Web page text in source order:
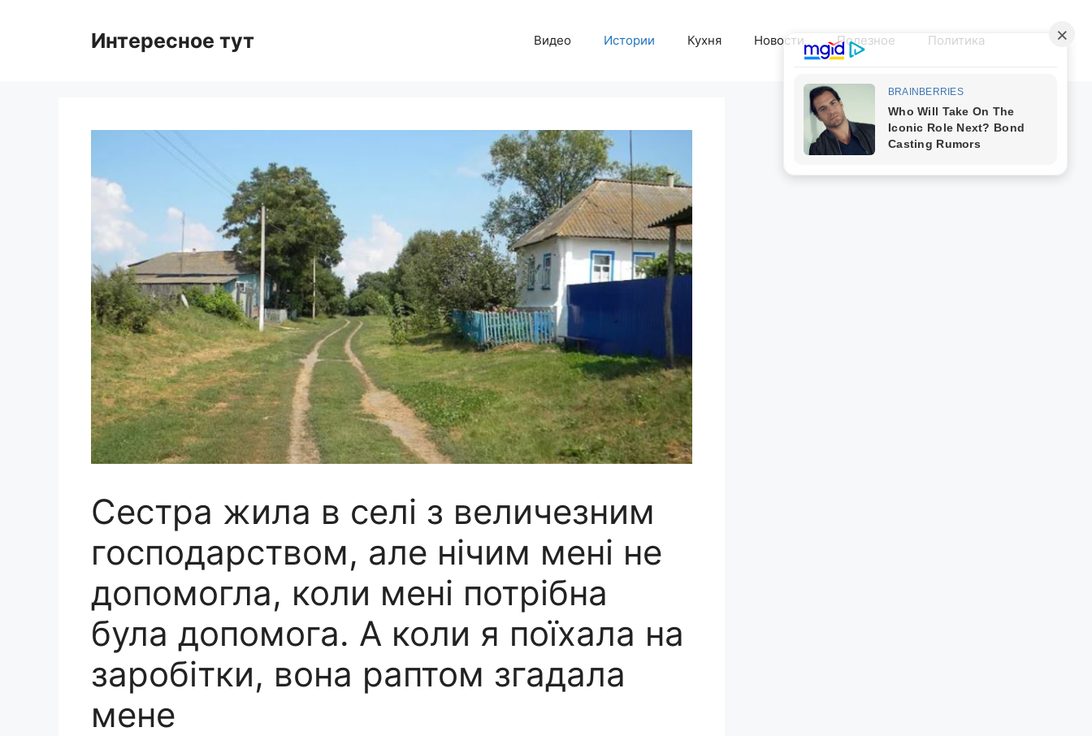
Интересное тут Видео Истории Кухня Новости Полезное Политика
Сестра жила в селі з величезним
господарством, але нічим мені не
допомогла, коли мені потрібна
була допомога. А коли я поїхала на
заробітки, вона раптом згадала
мене